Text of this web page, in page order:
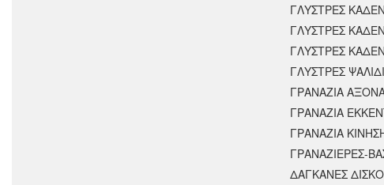
ΓΛΥΣΤΡΕΣ
ΓΛΥΣΤΡΕΣ
ΓΛΥΣΤΡΕΣ
ΓΛΥΣΤΡΕΣ
ΓΡΑΝΑΖΙΑ
ΓΡΑΝΑΖΙΑ
ΓΡΑΝΑΖΙΑ
ΓΡΑΝΑΖΙΕΡΕΣ-
ΔΑΓΚΑΝΕΣ